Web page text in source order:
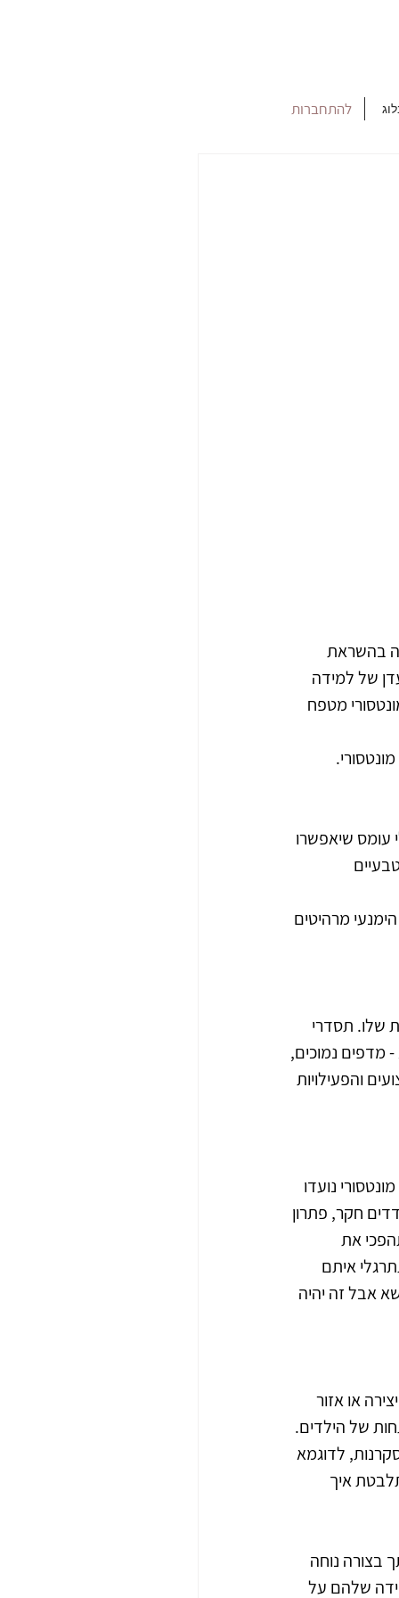
להתחברות
בהשראת
של למידה
מטפח
עומס שיאפשרו
מרהיטים
שלו. תסדרי
מדפים נמוכים,
והפעילויות
נועדו
חקר, פתרון
את
איתם
אבל זה יהיה
או אזור
של הילדים.
לדוגמא
איך
בצורה נוחה
שלהם על